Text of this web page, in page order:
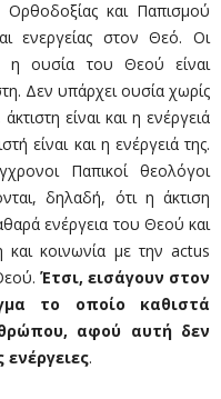
και Παπισμού
ενεργείας στον Θεό. Οι
η ουσία του Θεού είναι
Δεν υπάρχει ουσία χωρίς
είναι και η ενέργειά
είναι και η ενέργειά της.
Παπικοί θεολόγοι
δηλαδή, ότι η άκτιση
ενέργεια του Θεού και
κοινωνία με την actus
Έτσι, εισάγουν στον
το οποίο καθιστά
αφού αυτή δεν
.